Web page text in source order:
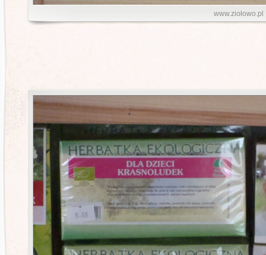
www.ziołowo.pl